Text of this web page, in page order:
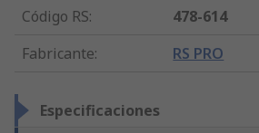
Código RS:
478-614
Fabricante: RS PRO
Especificaciones